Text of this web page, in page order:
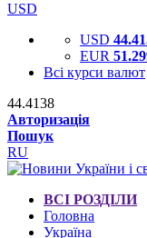
USD
USD
EUR
Всі курси валют
44.4138
Авторизація
Пошук
RU
ВСІ РОЗДІЛИ
Головна
Україна